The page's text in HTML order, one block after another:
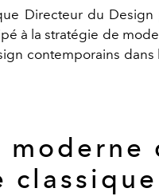
Directeur du
à la stratégie de
contemporains dans
moderne
classique